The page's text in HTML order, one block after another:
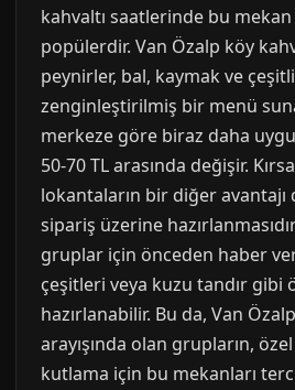
kahvaltı saatlerinde bu
popülerdir. Van Özalp köy
peynirler, bal, kaymak ve
zenginleştirilmiş bir menü
merkeze göre biraz daha
50-70 TL arasında değişir.
lokantaların bir diğer avantajı
sipariş üzerine
gruplar için önceden haber
çeşitleri veya kuzu tandır gibi
hazırlanabilir. Bu da, Van
arayışında olan grupların,
kutlama için bu mekanları